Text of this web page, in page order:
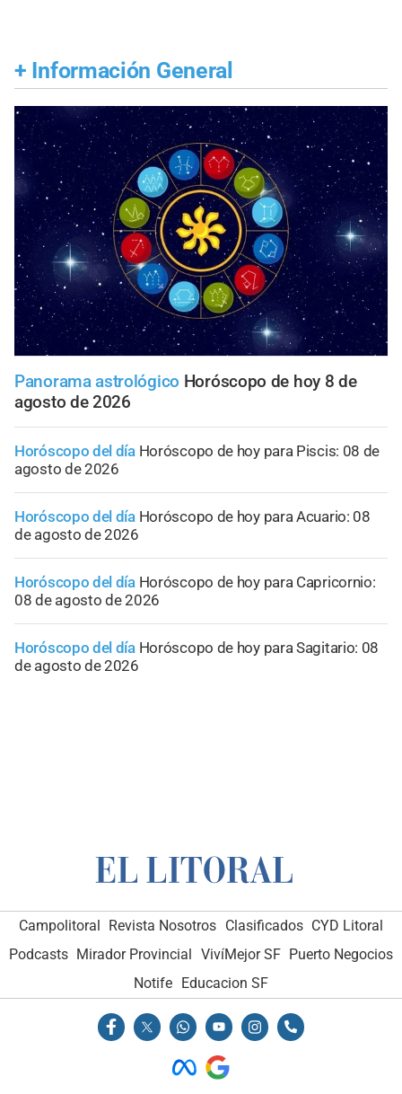
+ Información General
Panorama astrológico Horóscopo de hoy 8 de
agosto de 2026
Horóscopo del día Horóscopo de hoy para Piscis: 08 de
agosto de 2026
Horóscopo del día Horóscopo de hoy para Acuario: 08
de agosto de 2026
Horóscopo del día Horóscopo de hoy para Capricornio:
08 de agosto de 2026
Horóscopo del día Horóscopo de hoy para Sagitario: 08
de agosto de 2026
Campolitoral Revista Nosotros Clasificados CYD Litoral
Podcasts Mirador Provincial VivíMejor SF Puerto Negocios
Notife Educacion SF